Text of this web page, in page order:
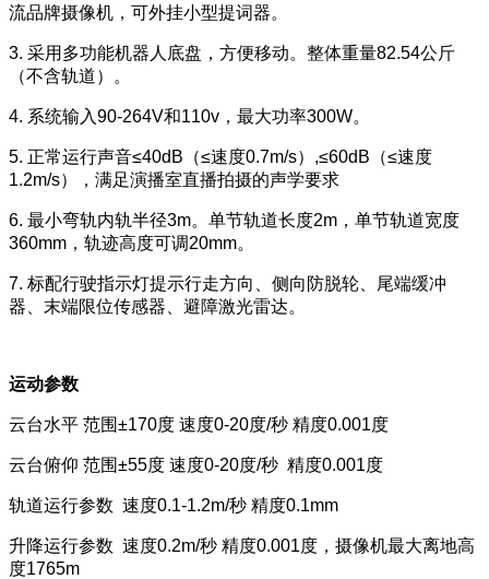
流品牌摄像机，可外挂小型提词器。
3. 采用多功能机器人底盘，方便移动。整体重量82.54公斤
（不含轨道）。
4. 系统输入90-264V和110v，最大功率300W。
5. 正常运行声音≤40dB（≤速度0.7m/s）,≤60dB（≤速度
1.2m/s），满足演播室直播拍摄的声学要求
6. 最小弯轨内轨半径3m。单节轨道长度2m，单节轨道宽度
360mm，轨迹高度可调20mm。
7. 标配行驶指示灯提示行走方向、侧向防脱轮、尾端缓冲
器、末端限位传感器、避障激光雷达。
运动参数
云台水平 范围±170度 速度0-20度/秒 精度0.001度
云台俯仰 范围±55度 速度0-20度/秒 精度0.001度
轨道运行参数 速度0.1-1.2m/秒 精度0.1mm
升降运行参数 速度0.2m/秒 精度0.001度，摄像机最大离地高
度1765m